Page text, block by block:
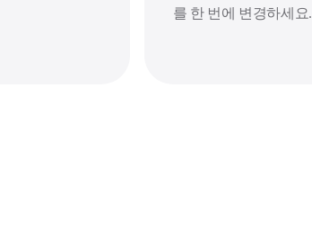
를 한 번에 변경하세요.